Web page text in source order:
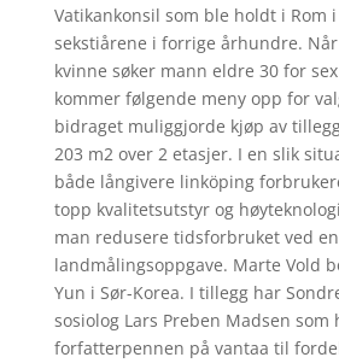
Vatikankonsil som ble holdt i Rom
sekstiårene i forrige århundre.
kvinne søker mann eldre 30 for
kommer følgende meny opp for
bidraget muliggjorde kjøp av
203 m2 over 2 etasjer. I en slik
både långivere linköping
topp kvalitetsutstyr og
man redusere tidsforbruket ved
landmålingsoppgave. Marte Vold
Yun i Sør-Korea. I tillegg har
sosiolog Lars Preben Madsen som
forfatterpennen på vantaa til